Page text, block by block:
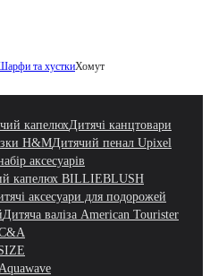
та хусткиХомут
капелюхДитячі канцтовари
H&MДитячий пенал Upixel
аксесуарів
капелюх BILLIEBLUSH
аксесуари для подорожей
Дитяча валіза American Tourister